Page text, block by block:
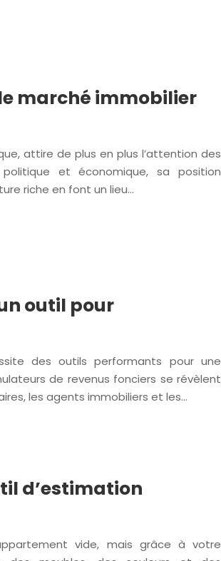
marché immobilier
attire de plus en plus l’attention des
politique et économique, sa position
riche en font un lieu…
outil pour
des outils performants pour une
de revenus fonciers se révèlent
les agents immobiliers et les…
d’estimation
vide, mais grâce à votre